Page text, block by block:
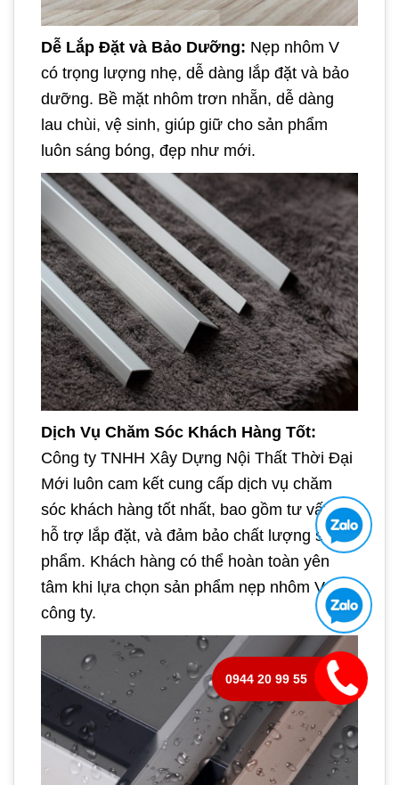
Dễ Lắp Đặt và Bảo Dưỡng: Nẹp nhôm V
có trọng lượng nhẹ, dễ dàng lắp đặt và bảo
dưỡng. Bề mặt nhôm trơn nhẵn, dễ dàng
lau chùi, vệ sinh, giúp giữ cho sản phẩm
luôn sáng bóng, đẹp như mới.
Dịch Vụ Chăm Sóc Khách Hàng Tốt:
Công ty TNHH Xây Dựng Nội Thất Thời Đại
Mới luôn cam kết cung cấp dịch vụ chăm
sóc khách hàng tốt nhất, bao gồm tư vấn,
hỗ trợ lắp đặt, và đảm bảo chất lượng sản
phẩm. Khách hàng có thể hoàn toàn yên
tâm khi lựa chọn sản phẩm nẹp nhôm V của
công ty.
0944 20 99 55